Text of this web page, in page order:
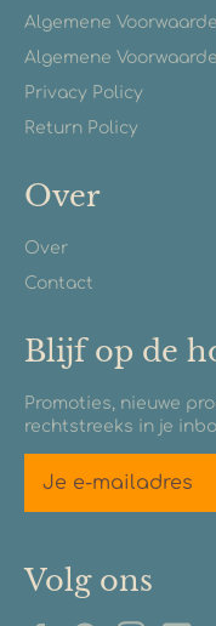
Algemene
Algemene
Privacy Policy
Return Policy
Over
Over
Contact
Blijf op de
Promoties, nieuwe
rechtstreeks in je
Volg ons